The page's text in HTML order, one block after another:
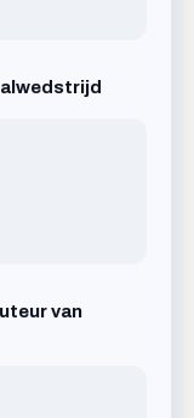
van